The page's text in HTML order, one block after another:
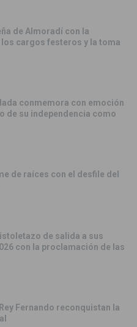
de Almoradí con la
cargos festeros y la toma
conmemora con emoción
de su independencia como
de raíces con el desfile del
de salida a sus
con la proclamación de las
Fernando reconquistan la